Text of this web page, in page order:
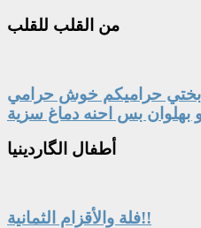
من القلب للقلب
حراميكم خوش حرامي
أطفال الگاردينيا
فلة والأقزام الثمانية!!